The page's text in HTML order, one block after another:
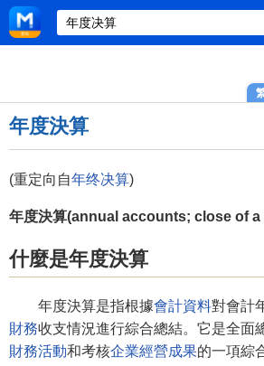
年度決算
(重定向自年终决算)
年度決算(annual accounts; close of
什麼是年度決算
年度決算是指根據會計資料對會計
財務收支情況進行綜合總結。它是全面
財務活動和考核企業經營成果的一項綜